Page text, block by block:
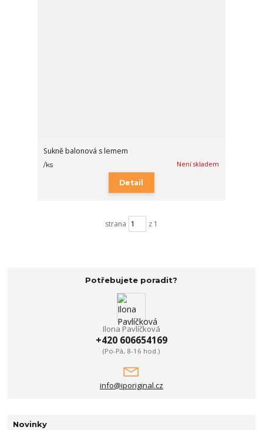
Sukně balonová s lemem
/ks Není skladem
Detail
strana z 1
Potřebujete poradit?
Ilona Pavlíčková
+420 606654169
(Po-Pá, 8-16 hod.)
info@iporiginal.cz
Novinky